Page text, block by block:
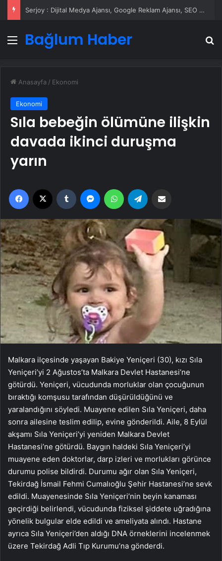
Serjoy : Dijital Medya Ajansı, Google Reklam Ajansı, SEO Ajansı ve Web Tasarım Ajansı
Menü
Bağlum Haber
Anasayfa / Ekonomi
Ekonomi
Sıla bebeğin ölümüne ilişkin
davada ikinci duruşma
yarın
Facebook Tumblr MessengerWhatsApp
Malkara ilçesinde yaşayan Bakiye Yeniçeri (30), kızı Sıla
Yeniçeri’yi 2 Ağustos’ta Malkara Devlet Hastanesi’ne
götürdü. Yeniçeri, vücudunda morluklar olan çocuğunun
bıraktığı komşusu tarafından düşürüldüğünü ve
yaralandığını söyledi. Muayene edilen Sıla Yeniçeri, daha
sonra ailesine teslim edilip, evine gönderildi. Aile, 8 Eylül
akşamı Sıla Yeniçeri’yi yeniden Malkara Devlet
Hastanesi’ne götürdü. Baygın haldeki Sıla Yeniçeri’yi
muayene eden doktorlar, darp izleri ve morlukları görünce
durumu polise bildirdi. Durumu ağır olan Sıla Yeniçeri,
Tekirdağ İsmail Fehmi Cumalıoğlu Şehir Hastanesi’ne sevk
edildi. Muayenesinde Sıla Yeniçeri’nin beyin kanaması
geçirdiği belirlendi, vücudunda fiziksel şiddete uğradığına
yönelik bulgular elde edildi ve ameliyata alındı. Hastane
ayrıca Sıla Yeniçeri’den aldığı DNA örneklerini incelenmek
üzere Tekirdağ Adli Tıp Kurumu’na gönderdi.